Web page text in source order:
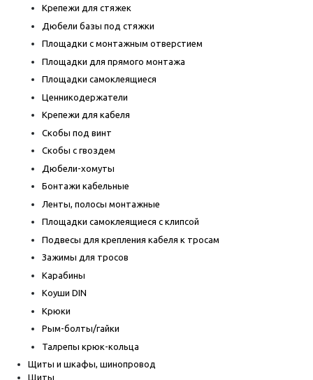
Крепежи для стяжек
Дюбели базы под стяжки
Площадки с монтажным отверстием
Площадки для прямого монтажа
Площадки самоклеящиеся
Ценникодержатели
Крепежи для кабеля
Скобы под винт
Скобы с гвоздем
Дюбели-хомуты
Бонтажи кабельные
Ленты, полосы монтажные
Площадки самоклеящиеся с клипсой
Подвесы для крепления кабеля к тросам
Зажимы для тросов
Карабины
Коуши DIN
Крюки
Рым-болты/гайки
Талрепы крюк-кольца
Щиты и шкафы, шинопровод
Щиты